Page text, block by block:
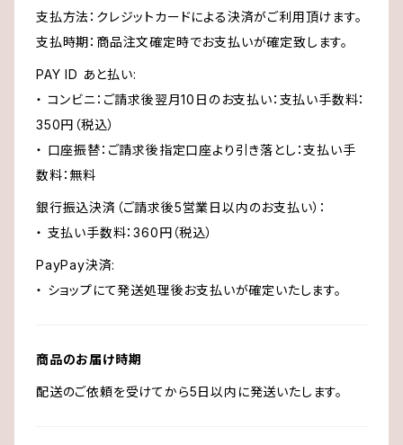
支払方法：クレジットカードによる決済がご利用頂けます。
支払時期：商品注文確定時でお支払いが確定致します。
PAY ID あと払い:
・ コンビニ：ご請求後翌月10日のお支払い：支払い手数料：
350円（税込）
・ 口座振替：ご請求後指定口座より引き落とし：支払い手
数料：無料
銀行振込決済（ご請求後5営業日以内のお支払い）：
・ 支払い手数料：360円（税込）
PayPay決済:
・ ショップにて発送処理後お支払いが確定いたします。
商品のお届け時期
配送のご依頼を受けてから5日以内に発送いたします。